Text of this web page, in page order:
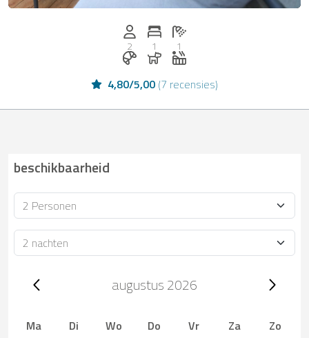
Personen (max.): 2
2
Aantal slaapkamers: 1
1
Aantal badkamers: 1
1
Ontbijt te boeken bij Casapilot
Honden toegestaan
4,80/5,00 (7 recensies)
beschikbaarheid
Bezetting
Verblijfsduur
Trip dates, augustus 2026
augustus 2026
Ma Di Wo Do Vr Za
Zo